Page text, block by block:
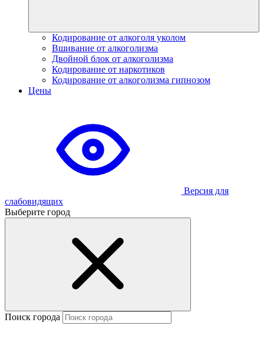
Кодирование от алкоголя уколом
Вшивание от алкоголизма
Двойной блок от алкоголизма
Кодирование от наркотиков
Кодирование от алкоголизма гипнозом
Цены
Версия для
слабовидящих
Выберите город
Поиск города